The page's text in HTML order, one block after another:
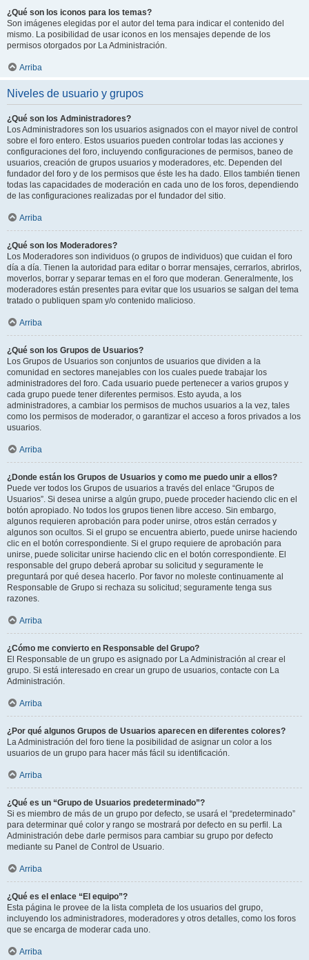
¿Qué son los iconos para los temas?
Son imágenes elegidas por el autor del tema para indicar el contenido del
mismo. La posibilidad de usar iconos en los mensajes depende de los
permisos otorgados por La Administración.
Arriba
Niveles de usuario y grupos
¿Qué son los Administradores?
Los Administradores son los usuarios asignados con el mayor nivel de control
sobre el foro entero. Estos usuarios pueden controlar todas las acciones y
configuraciones del foro, incluyendo configuraciones de permisos, baneo de
usuarios, creación de grupos usuarios y moderadores, etc. Dependen del
fundador del foro y de los permisos que éste les ha dado. Ellos también tienen
todas las capacidades de moderación en cada uno de los foros, dependiendo
de las configuraciones realizadas por el fundador del sitio.
Arriba
¿Qué son los Moderadores?
Los Moderadores son individuos (o grupos de individuos) que cuidan el foro
día a día. Tienen la autoridad para editar o borrar mensajes, cerrarlos, abrirlos,
moverlos, borrar y separar temas en el foro que moderan. Generalmente, los
moderadores están presentes para evitar que los usuarios se salgan del tema
tratado o publiquen spam y/o contenido malicioso.
Arriba
¿Qué son los Grupos de Usuarios?
Los Grupos de Usuarios son conjuntos de usuarios que dividen a la
comunidad en sectores manejables con los cuales puede trabajar los
administradores del foro. Cada usuario puede pertenecer a varios grupos y
cada grupo puede tener diferentes permisos. Esto ayuda, a los
administradores, a cambiar los permisos de muchos usuarios a la vez, tales
como los permisos de moderador, o garantizar el acceso a foros privados a los
usuarios.
Arriba
¿Donde están los Grupos de Usuarios y como me puedo unir a ellos?
Puede ver todos los Grupos de usuarios a través del enlace “Grupos de
Usuarios”. Si desea unirse a algún grupo, puede proceder haciendo clic en el
botón apropiado. No todos los grupos tienen libre acceso. Sin embargo,
algunos requieren aprobación para poder unirse, otros están cerrados y
algunos son ocultos. Si el grupo se encuentra abierto, puede unirse haciendo
clic en el botón correspondiente. Si el grupo requiere de aprobación para
unirse, puede solicitar unirse haciendo clic en el botón correspondiente. El
responsable del grupo deberá aprobar su solicitud y seguramente le
preguntará por qué desea hacerlo. Por favor no moleste continuamente al
Responsable de Grupo si rechaza su solicitud; seguramente tenga sus
razones.
Arriba
¿Cómo me convierto en Responsable del Grupo?
El Responsable de un grupo es asignado por La Administración al crear el
grupo. Si está interesado en crear un grupo de usuarios, contacte con La
Administración.
Arriba
¿Por qué algunos Grupos de Usuarios aparecen en diferentes colores?
La Administración del foro tiene la posibilidad de asignar un color a los
usuarios de un grupo para hacer más fácil su identificación.
Arriba
¿Qué es un “Grupo de Usuarios predeterminado”?
Si es miembro de más de un grupo por defecto, se usará el “predeterminado”
para determinar qué color y rango se mostrará por defecto en su perfil. La
Administración debe darle permisos para cambiar su grupo por defecto
mediante su Panel de Control de Usuario.
Arriba
¿Qué es el enlace “El equipo”?
Esta página le provee de la lista completa de los usuarios del grupo,
incluyendo los administradores, moderadores y otros detalles, como los foros
que se encarga de moderar cada uno.
Arriba